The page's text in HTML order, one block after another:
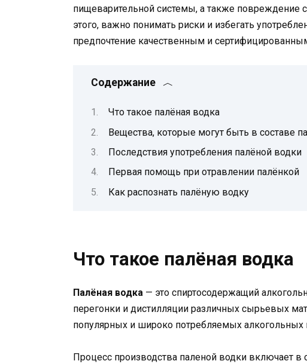
пищеварительной системы, а также повреждение
этого, важно понимать риски и избегать
предпочтение качественным и
Содержание
Что такое палёная водка
Вещества, которые могут быть в составе
Последствия употребления палёной водки
Первая помощь при отравлении палёнкой
Как распознать палёную водку
Что такое палёная водка
Палёная водка — это спиртосодержащий
перегонки и дистилляции различных сырьевых
популярных и широко потребляемых алкогольных
Процесс производства паленой водки включает в